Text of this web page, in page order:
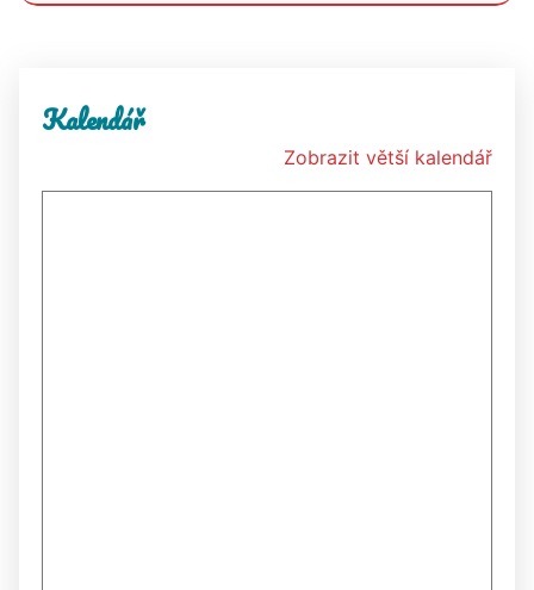
Kalendář
Zobrazit větší kalendář